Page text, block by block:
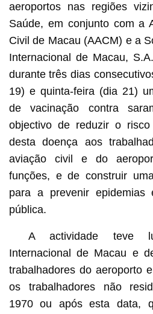
aeroportos nas regiões
Saúde, em conjunto com a
Civil de Macau (AACM) e a
Internacional de Macau,
durante três dias
19) e quinta-feira (dia 21)
de vacinação contra
objectivo de reduzir o risco
desta doença aos
aviação civil e do
funções, e de construir
para a prevenir epidemias
pública.
A actividade teve
Internacional de Macau e
trabalhadores do aeroporto
os trabalhadores não
1970 ou após esta data,